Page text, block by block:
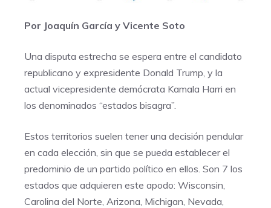
Por Joaquín García y Vicente Soto
Una disputa estrecha se espera entre el candidato
republicano y expresidente Donald Trump, y la
actual vicepresidente demócrata Kamala Harri en
los denominados “estados bisagra”.
Estos territorios suelen tener una decisión pendular
en cada elección, sin que se pueda establecer el
predominio de un partido político en ellos. Son 7 los
estados que adquieren este apodo: Wisconsin,
Carolina del Norte, Arizona, Michigan, Nevada,